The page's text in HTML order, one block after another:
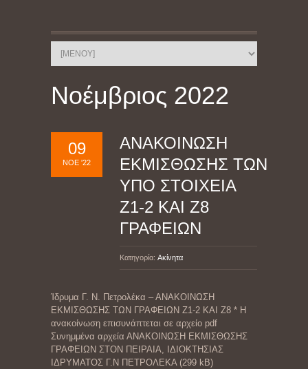
Νοέμβριος 2022
09
ΝΟΈ '22
ΑΝΑΚΟΙΝΩΣΗ
ΕΚΜΙΣΘΩΣΗΣ ΤΩΝ
ΥΠΟ ΣΤΟΙΧΕΙΑ
Ζ1-2 ΚΑΙ Ζ8
ΓΡΑΦΕΙΩΝ
Κατηγορία: Ακίνητα
Ίδρυμα Γ. Ν. Πετρολέκα – ΑΝΑΚΟΙΝΩΣΗ
ΕΚΜΙΣΘΩΣΗΣ ΤΩΝ ΓΡΑΦΕΙΩΝ Ζ1-2 ΚΑΙ Ζ8 * Η
ανακοίνωση επισυνάπτεται σε αρχείο pdf
Συνημμένα αρχεία ΑΝΑΚΟΙΝΩΣΗ ΕΚΜΙΣΘΩΣΗΣ
ΓΡΑΦΕΙΩΝ ΣΤΟΝ ΠΕΙΡΑΙΑ, ΙΔΙΟΚΤΗΣΙΑΣ
ΙΔΡΥΜΑΤΟΣ Γ.Ν ΠΕΤΡΟΛΕΚΑ (299 kB)